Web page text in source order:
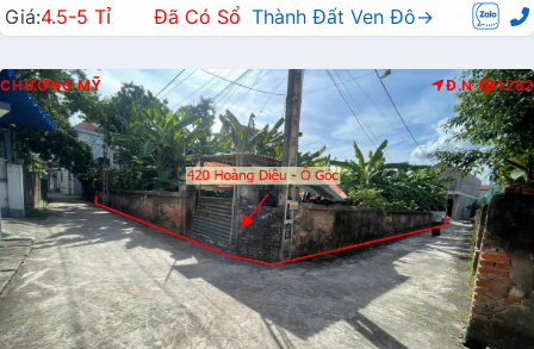
Giá:4.5-5 Tỉ Đã Có Sổ Thành Đất Ven Đô→
CHƯƠNG MỸ Đ.N 1282